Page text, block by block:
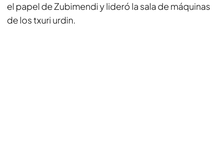
el papel de Zubimendi y lideró la sala de máquinas
de los txuri urdin.